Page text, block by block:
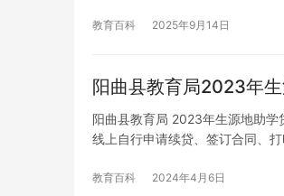
教育百科 2025年9月14日
阳曲县教育局2023年
阳曲县教育局 2023年生源地助
线上自行申请续贷、签订合同、
教育百科 2024年4月6日